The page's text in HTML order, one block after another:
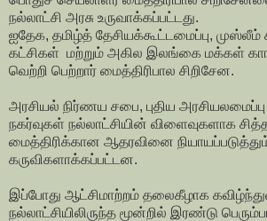
நல்லாட்சி அரசு உருவாக்கப்பட்டது.
ஐதேக, தமிழ்த் தேசியக்கூட்டமைப்பு,
கட்சிகள் மற்றும் அகில இலங்கை மக்கள்
வெற்றி பெற்றார் மைத்திரிபால சிறிசேன.
அரசியல் நிர்ணய சபை, புதிய
நகர்வுகள் நல்லாட்சியின் விளைவுகளாக
மைத்திரிக்கான ஆதரவினை
கருவிகளாக்கப்பட்டன.
இப்போது ஆட்சிமாற்றம் தலைகீழாக
நல்லாட்சியிலிருந்த மூன்றில் இரண்டு